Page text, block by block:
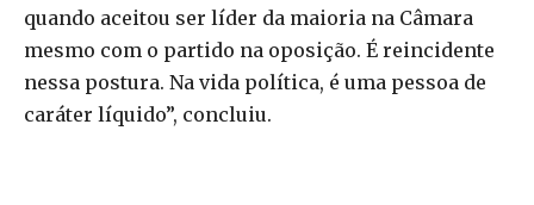
quando aceitou ser líder da maioria na Câmara
mesmo com o partido na oposição. É reincidente
nessa postura. Na vida política, é uma pessoa de
caráter líquido”, concluiu.